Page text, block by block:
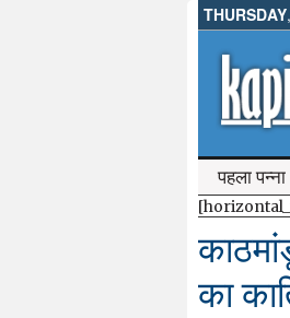
THURSDAY
पहला पन्ना
का